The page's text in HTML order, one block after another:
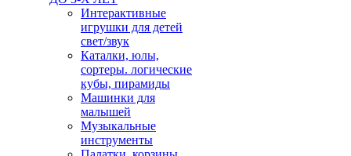
Интерактивные
игрушки для детей
свет/звук
Каталки, юлы,
сортеры. логические
кубы, пирамиды
Машинки для
малышей
Музыкальные
инструменты